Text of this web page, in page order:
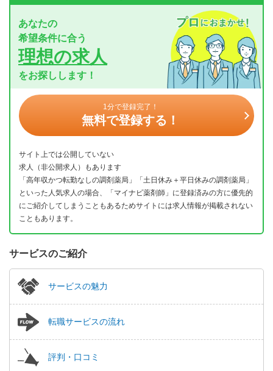
あなたの
希望条件に合う
理想の求人
をお探しします！
1分で登録完了！
無料で登録する！
サイト上では公開していない
求人（非公開求人）もあります
「高年収かつ転勤なしの調剤薬局」「土日休み＋平日休みの調剤薬局」
といった人気求人の場合、「マイナビ薬剤師」に登録済みの方に優先的
にご紹介してしまうこともあるためサイトには求人情報が掲載されない
こともあります。
サービスのご紹介
サービスの魅力
転職サービスの流れ
評判・口コミ